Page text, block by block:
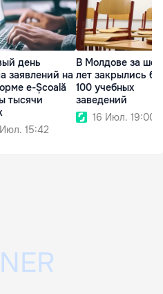
день
заявлений на
e-Școală
тысячи
15:42
В Молдове за
лет закрылись
100 учебных
заведений
16 Июл. 19:00